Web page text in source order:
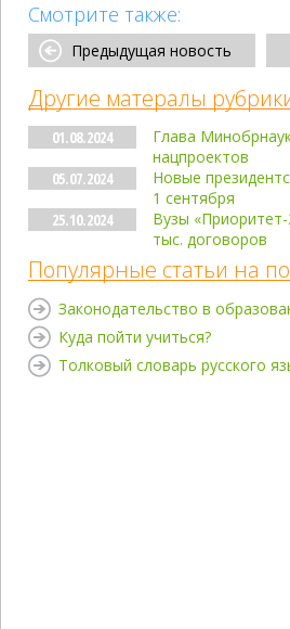
Смотрите также:
Предыдущая новость
Другие матералы
01.08.2024
Глава
нацпроектов
05.07.2024
Новые
1 сентября
25.10.2024
Вузы
тыс. договоров
Популярные статьи на
Законодательство в
Куда пойти учиться?
Толковый словарь русского